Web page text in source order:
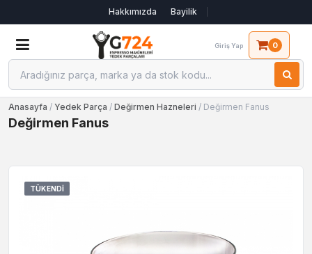
Hakkımızda Bayilik
Giriş Yap 0
Anasayfa / Yedek Parça / Değirmen Hazneleri / Değirmen Fanus
Değirmen Fanus
TÜKENDI